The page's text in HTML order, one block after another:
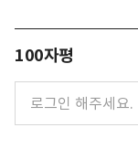
100자평